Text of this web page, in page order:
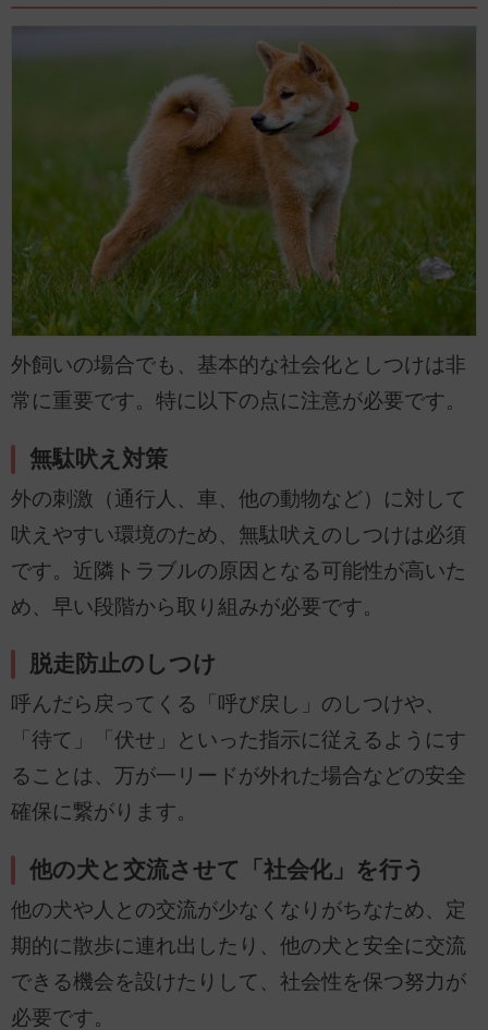
外飼いの場合でも、基本的な社会化としつけは非
常に重要です。特に以下の点に注意が必要です。
無駄吠え対策
外の刺激（通行人、車、他の動物など）に対して
吠えやすい環境のため、無駄吠えのしつけは必須
です。近隣トラブルの原因となる可能性が高いた
め、早い段階から取り組みが必要です。
脱走防止のしつけ
呼んだら戻ってくる「呼び戻し」のしつけや、
「待て」「伏せ」といった指示に従えるようにす
ることは、万が一リードが外れた場合などの安全
確保に繋がります。
他の犬と交流させて「社会化」を行う
他の犬や人との交流が少なくなりがちなため、定
期的に散歩に連れ出したり、他の犬と安全に交流
できる機会を設けたりして、社会性を保つ努力が
必要です。